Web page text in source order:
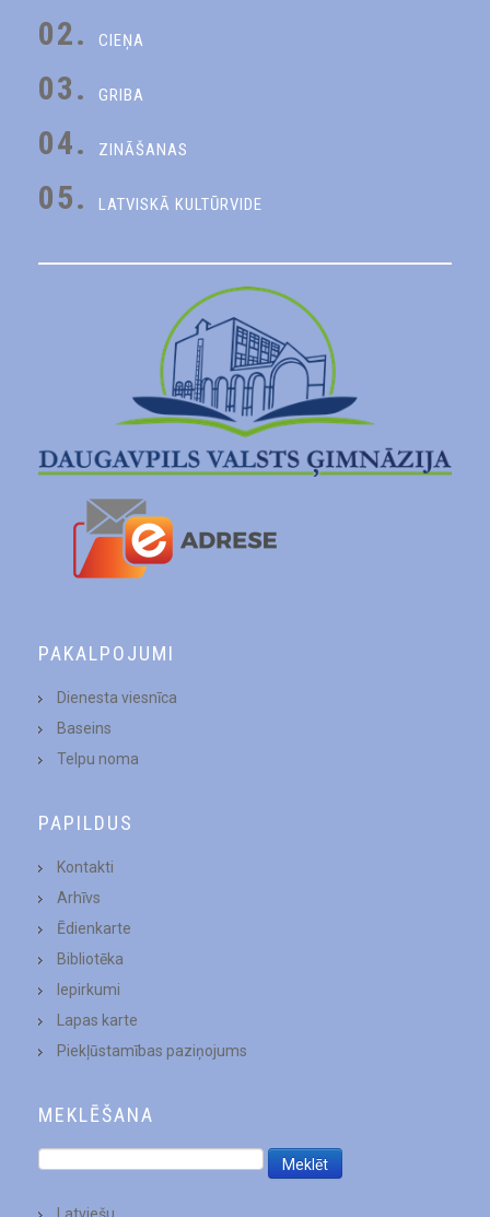
02. CIEŅA
03. GRIBA
04. ZINĀŠANAS
05. LATVISKĀ KULTŪRVIDE
PAKALPOJUMI
Dienesta viesnīca
Baseins
Telpu noma
PAPILDUS
Kontakti
Arhīvs
Ēdienkarte
Bibliotēka
Iepirkumi
Lapas karte
Piekļūstamības paziņojums
MEKLĒŠANA
Latviešu